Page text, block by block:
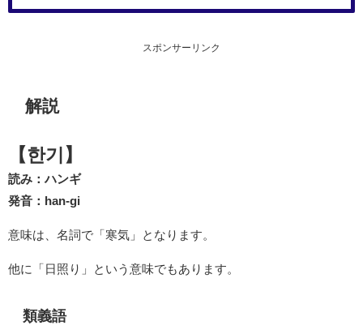
スポンサーリンク
解説
【한기】
読み：ハンギ
発音：han-gi
意味は、名詞で「寒気」となります。
他に「日照り」という意味でもあります。
類義語